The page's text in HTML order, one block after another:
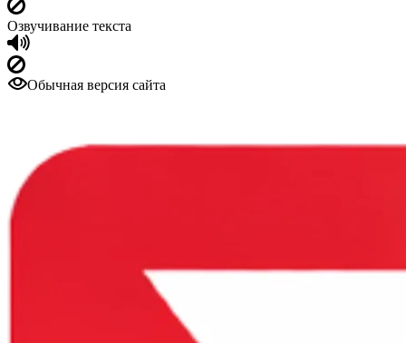
Озвучивание текста
Обычная версия сайта